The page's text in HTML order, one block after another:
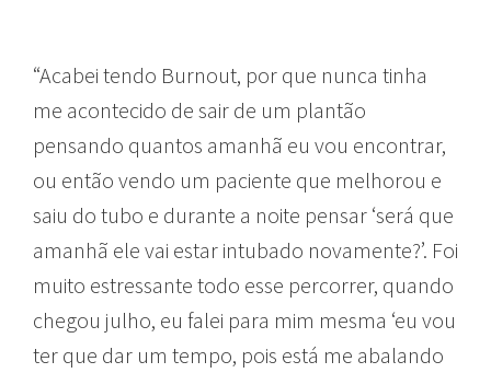
“Acabei tendo Burnout, por que nunca tinha
me acontecido de sair de um plantão
pensando quantos amanhã eu vou encontrar,
ou então vendo um paciente que melhorou e
saiu do tubo e durante a noite pensar ‘será que
amanhã ele vai estar intubado novamente?’. Foi
muito estressante todo esse percorrer, quando
chegou julho, eu falei para mim mesma ‘eu vou
ter que dar um tempo, pois está me abalando